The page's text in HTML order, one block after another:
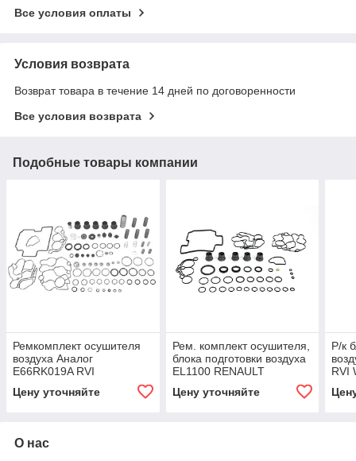
Все условия оплаты
Условия возврата
Возврат товара в течение 14 дней по договоренности
Все условия возврата
Подобные товары компании
Ремкомплект осушителя
воздуха Аналог
E66RK019A RVI
Цену уточняйте
Рем. комплект осушителя,
блока подготовки воздуха
EL1100 RENAULT
Турция
Цену уточняйте
Р/к
RVI
О нас